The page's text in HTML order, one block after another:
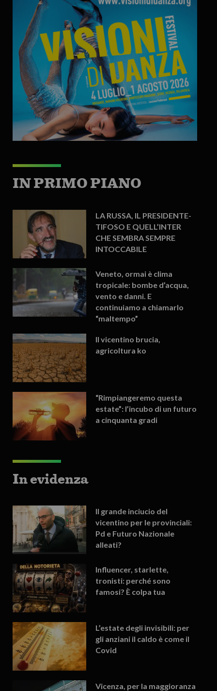
IN PRIMO PIANO
LA RUSSA, IL PRESIDENTE-
TIFOSO E QUELL’INTER
CHE SEMBRA SEMPRE
INTOCCABILE
Veneto, ormai è clima
tropicale: bombe d’acqua,
vento e danni. E
continuiamo a chiamarlo
“maltempo”
Il vicentino brucia,
agricoltura ko
“Rimpiangeremo questa
estate”: l’incubo di un futuro
a cinquanta gradi
In evidenza
Il grande inciucio del
vicentino per le provinciali:
Pd e Futuro Nazionale
alleati?
Influencer, starlette,
tronisti: perché sono
famosi? È colpa tua
L’estate degli invisibili: per
gli anziani il caldo è come il
Covid
Vicenza, per la maggioranza